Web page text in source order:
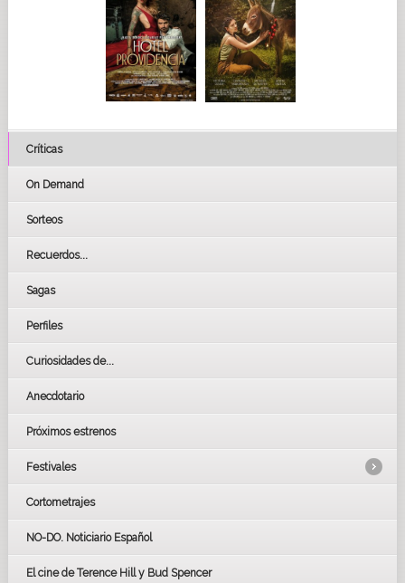
Críticas
On Demand
Sorteos
Recuerdos...
Sagas
Perfiles
Curiosidades de...
Anecdotario
Próximos estrenos
Festivales
LOS OSCARS
GOYAS
BAFTA
Cortometrajes
NO-DO. Noticiario Español
El cine de Terence Hill y Bud Spencer